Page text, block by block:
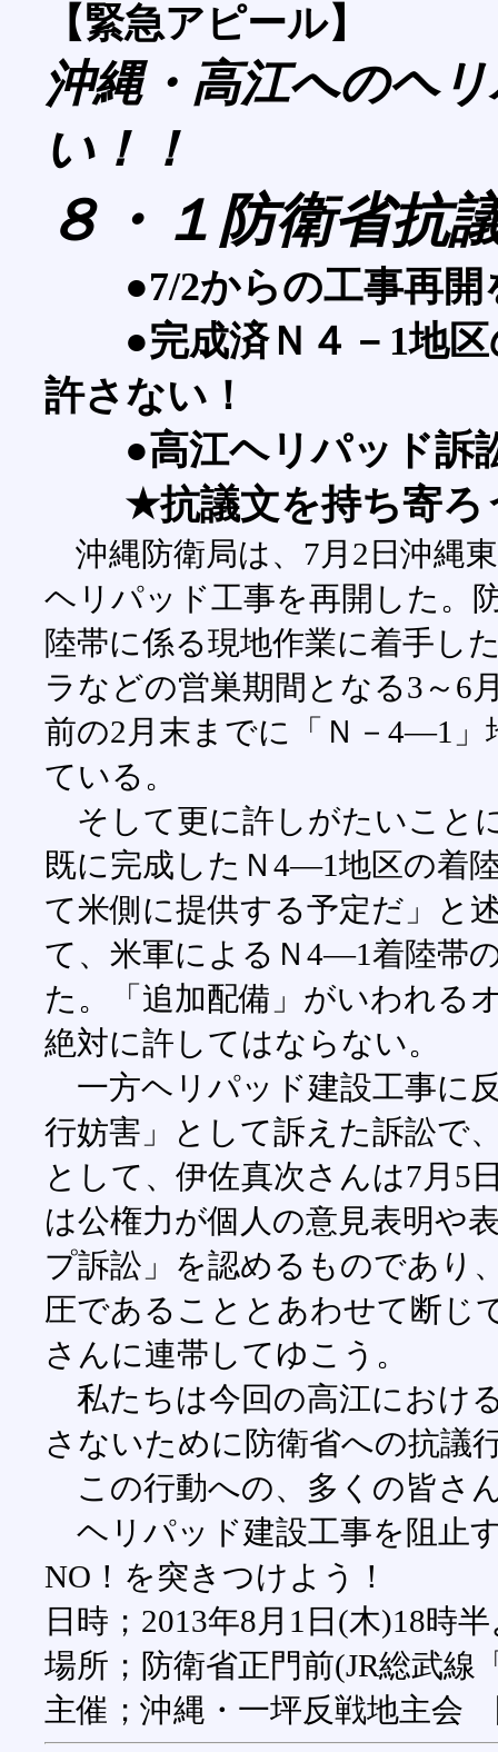
【緊急アピール】
沖縄・高江へのヘ
い！！
８・１防衛省抗
●7/2からの工事再開
●完成済Ｎ４－1地区
許さない！
●高江ヘリパッド訴
★抗議文を持ち寄ろ
沖縄防衛局は、7月2日沖縄
ヘリパッド工事を再開した
陸帯に係る現地作業に着手し
ラなどの営巣期間となる3～6
前の2月末までに「Ｎ－4―1
ている。
そして更に許しがたいこと
既に完成したＮ4―1地区の着
て米側に提供する予定だ」と
て、米軍によるＮ4―1着陸帯
た。「追加配備」がいわれる
絶対に許してはならない。
一方ヘリパッド建設工事に
行妨害」として訴えた訴訟で
として、伊佐真次さんは7月5
は公権力が個人の意見表明や
プ訴訟」を認めるものであり
圧であることとあわせて断じ
さんに連帯してゆこう。
私たちは今回の高江におけ
さないために防衛省への抗議
この行動への、多くの皆
ヘリパッド建設工事を阻止
NO！を突きつけよう！
日時；2013年8月1日(木)18時
場所；防衛省正門前(JR総武線
主催；沖縄・一坪反戦地主会